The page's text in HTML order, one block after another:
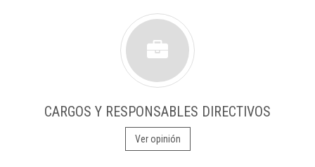
CARGOS Y RESPONSABLES DIRECTIVOS
Ver opinión